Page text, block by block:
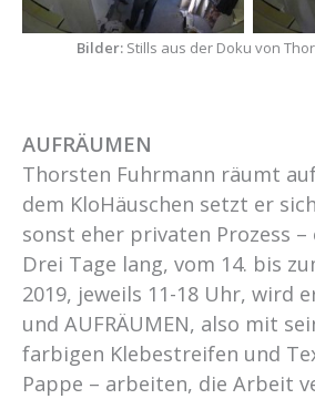
Bilder: Stills aus der Doku von
AUFRÄUMEN
Thorsten Fuhrmann räumt
dem KloHäuschen setzt er
sonst eher privaten Prozess
Drei Tage lang, vom 14. bis
2019, jeweils 11-18 Uhr, wird
und AUFRÄUMEN, also mit
farbigen Klebestreifen und
Pappe – arbeiten, die Arbeit